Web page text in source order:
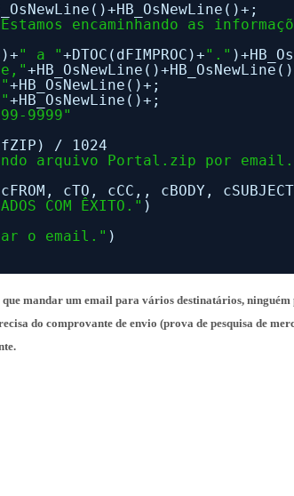
encaminhando as
" a "+DTOC(dFIMPROC)+"."
+HB_OsNewLine()+;
+HB_OsNewLine()+;
9999"
/ 1024
arquivo Portal.zip por
cFROM, cTO, cCC,, cBODY,
COM ÊXITO." )
o email." )
mandar um email para vários destinatários, ninguém
do comprovante de envio (prova de pesquisa de